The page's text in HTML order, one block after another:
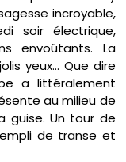
incroyable,
soir électrique,
envoûtants. La
yeux… Que dire
a littéralement
au milieu de
guise. Un tour de
de transe et